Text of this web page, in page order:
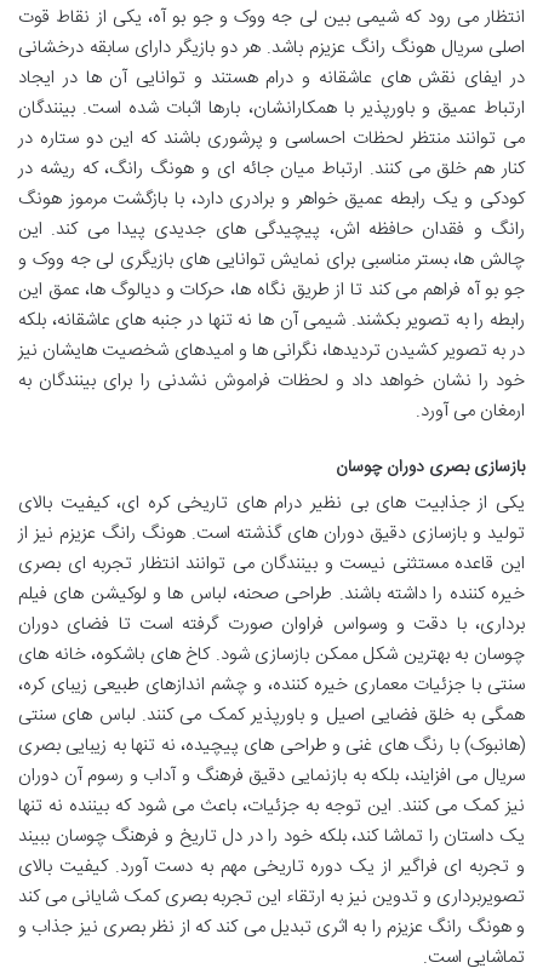
انتظار می رود که شیمی بین لی جه ووک و جو بو آه، یکی از نقاط قوت
اصلی سریال هونگ رانگ عزیزم باشد. هر دو بازیگر دارای سابقه درخشانی
در ایفای نقش های عاشقانه و درام هستند و توانایی آن ها در ایجاد
ارتباط عمیق و باورپذیر با همکارانشان، بارها اثبات شده است. بینندگان
می توانند منتظر لحظات احساسی و پرشوری باشند که این دو ستاره در
کنار هم خلق می کنند. ارتباط میان جائه ای و هونگ رانگ، که ریشه در
کودکی و یک رابطه عمیق خواهر و برادری دارد، با بازگشت مرموز هونگ
رانگ و فقدان حافظه اش، پیچیدگی های جدیدی پیدا می کند. این
چالش ها، بستر مناسبی برای نمایش توانایی های بازیگری لی جه ووک و
جو بو آه فراهم می کند تا از طریق نگاه ها، حرکات و دیالوگ ها، عمق این
رابطه را به تصویر بکشند. شیمی آن ها نه تنها در جنبه های عاشقانه، بلکه
در به تصویر کشیدن تردیدها، نگرانی ها و امیدهای شخصیت هایشان نیز
خود را نشان خواهد داد و لحظات فراموش نشدنی را برای بینندگان به
ارمغان می آورد.
بازسازی بصری دوران چوسان
یکی از جذابیت های بی نظیر درام های تاریخی کره ای، کیفیت بالای
تولید و بازسازی دقیق دوران های گذشته است. هونگ رانگ عزیزم نیز از
این قاعده مستثنی نیست و بینندگان می توانند انتظار تجربه ای بصری
خیره کننده را داشته باشند. طراحی صحنه، لباس ها و لوکیشن های فیلم
برداری، با دقت و وسواس فراوان صورت گرفته است تا فضای دوران
چوسان به بهترین شکل ممکن بازسازی شود. کاخ های باشکوه، خانه های
سنتی با جزئیات معماری خیره کننده، و چشم اندازهای طبیعی زیبای کره،
همگی به خلق فضایی اصیل و باورپذیر کمک می کنند. لباس های سنتی
(هانبوک) با رنگ های غنی و طراحی های پیچیده، نه تنها به زیبایی بصری
سریال می افزایند، بلکه به بازنمایی دقیق فرهنگ و آداب و رسوم آن دوران
نیز کمک می کنند. این توجه به جزئیات، باعث می شود که بیننده نه تنها
یک داستان را تماشا کند، بلکه خود را در دل تاریخ و فرهنگ چوسان ببیند
و تجربه ای فراگیر از یک دوره تاریخی مهم به دست آورد. کیفیت بالای
تصویربرداری و تدوین نیز به ارتقاء این تجربه بصری کمک شایانی می کند
و هونگ رانگ عزیزم را به اثری تبدیل می کند که از نظر بصری نیز جذاب و
تماشایی است.